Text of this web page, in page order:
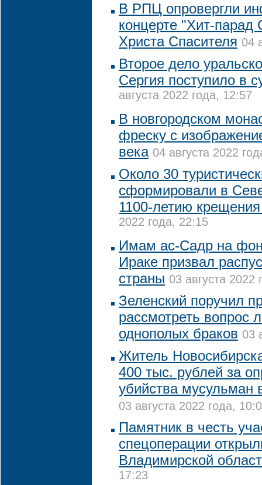
В РПЦ опровергли
концерте "Хит-
Христа Спасителя 04
Второе дело
Сергия поступило в
августа 2022 года, 12:57
В новгородском
фреску с
века 04 августа 2022
Около 30
сформировали в
1100-летию
2022 года, 22:15
Имам ас-Садр на
Ираке призвал
страны 03 августа 2022
Зеленский поручил
рассмотреть вопрос
однополых браков 03
Житель
400 тыс. рублей за
убийства мусульман
03 августа 2022 года,
Памятник в честь
спецоперации
Владимирской
17:23